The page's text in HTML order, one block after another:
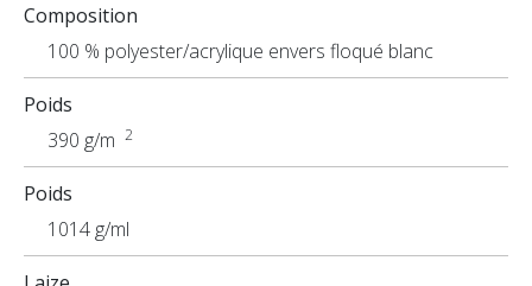
Applications
Composition
100 % polyester/acrylique envers floqué blanc
Poids
390 g/m 2
Poids
1014 g/ml